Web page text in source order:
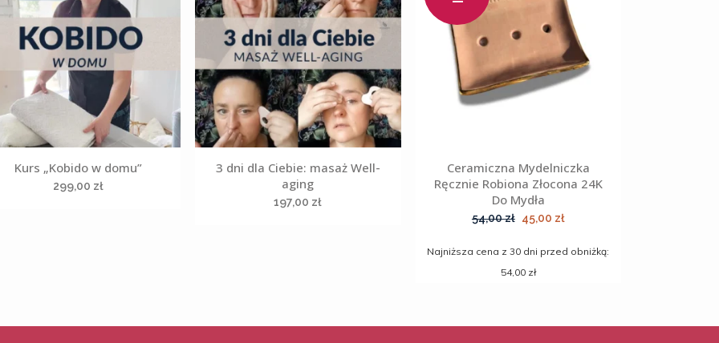
Kurs „Kobido w domu”
299,00 zł
3 dni dla Ciebie: masaż Well-
aging
197,00 zł
Ceramiczna Mydelniczka
Ręcznie Robiona Złocona 24K
Do Mydła
54,00zł Pierwotna
wynosiła:
54,00 zł.
45,00 złAktualna
wynosi:
Najniższa cena z 30 dni przed obniżką:
54,00 zł